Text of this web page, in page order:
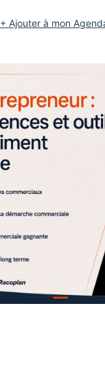
+ Ajouter à mon